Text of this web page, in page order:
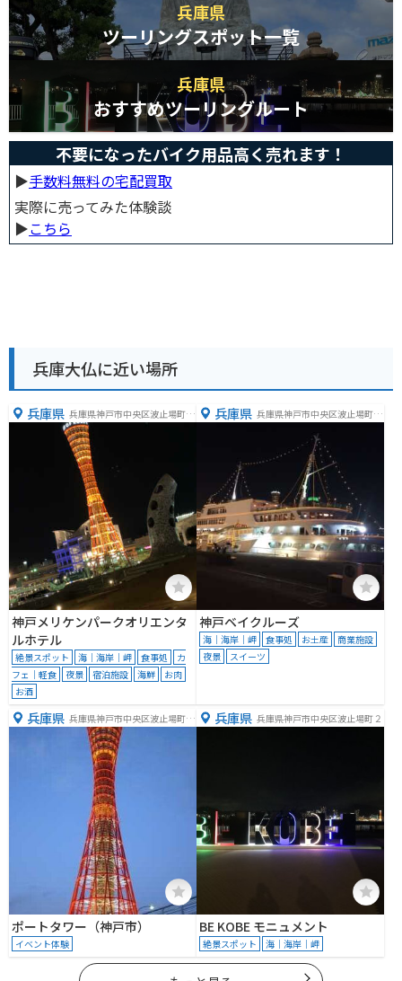
兵庫県
ツーリングスポット一覧
兵庫県
おすすめツーリングルート
不要になったバイク用品高く売れます！
▶︎手数料無料の宅配買取
実際に売ってみた体験談
▶︎こちら
兵庫大仏に近い場所
兵庫県 兵庫県神戸市中央区波止場町５
−６
神戸メリケンパークオリエンタ
ルホテル
絶景スポット 海｜海岸｜岬 食事処
カ
フェ｜軽食
夜景 宿泊施設 海鮮
お肉
お酒
兵庫県 兵庫県神戸市中央区波止場町７
神戸ベイクルーズ
海｜海岸｜岬 食事処 お土産
商業施設
夜景
スイーツ
兵庫県 兵庫県神戸市中央区波止場町５
ポートタワー（神戸市）
イベント体験
兵庫県 兵庫県神戸市中央区波止場町２
BE KOBE モニュメント
絶景スポット 海｜海岸｜岬